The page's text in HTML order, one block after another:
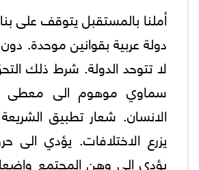
أملنا بالمستقبل يتوقف على
دولة عربية بقوانين موحدة.
لا تتوحد الدولة. شرط ذلك
سماوي موهوم الى معطى
الانسان. شعار تطبيق
يزرع الاختلافات. يؤدي الى
يؤدي الى وهن المجتمع